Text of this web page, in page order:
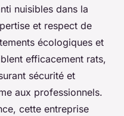
nuisibles dans la
et respect de
écologiques et
efficacement rats,
sécurité et
aux professionnels.
cette entreprise